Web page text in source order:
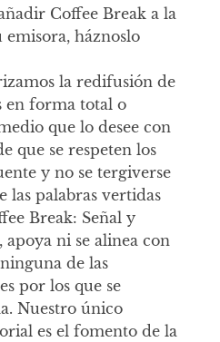
Coffee Break a la
háznoslo
la redifusión de
en forma total o
que lo desee con
que se respeten los
y no se tergiverse
las palabras vertidas
Break: Señal y
ni se alinea con
de las
por los que se
Nuestro único
es el fomento de la